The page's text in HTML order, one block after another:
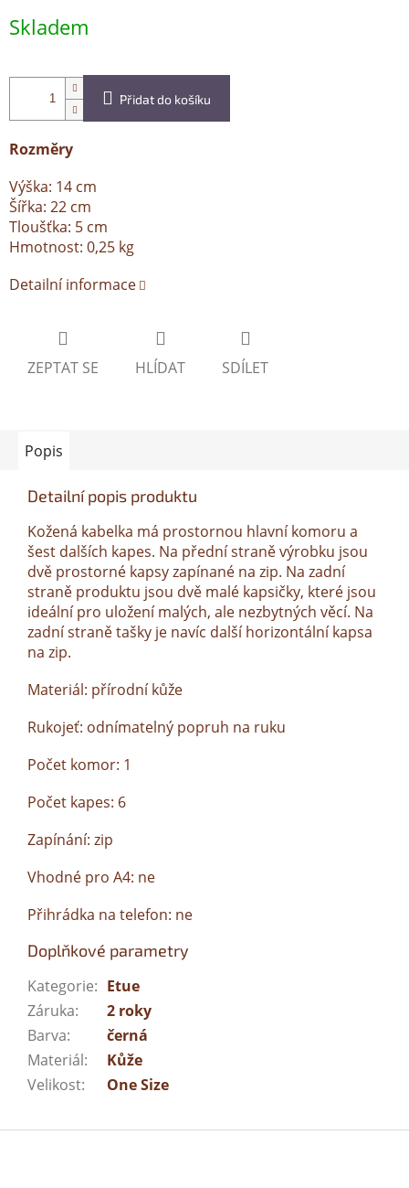
cena:
Skladem
Přidat do košíku
Rozměry
Výška: 14 cm
Šířka: 22 cm
Tloušťka: 5 cm
Hmotnost: 0,25 kg
Detailní informace
ZEPTAT SE HLÍDAT SDÍLET
Popis
Detailní popis produktu
Kožená kabelka má prostornou hlavní komoru a
šest dalších kapes. Na přední straně výrobku jsou
dvě prostorné kapsy zapínané na zip. Na zadní
straně produktu jsou dvě malé kapsičky, které jsou
ideální pro uložení malých, ale nezbytných věcí. Na
zadní straně tašky je navíc další horizontální kapsa
na zip.
Materiál: přírodní kůže
Rukojeť: odnímatelný popruh na ruku
Počet komor: 1
Počet kapes: 6
Zapínání: zip
Vhodné pro A4: ne
Přihrádka na telefon: ne
Doplňkové parametry
Kategorie: Etue
Záruka:
2 roky
Barva:
černá
Materiál:
Kůže
Velikost: One Size